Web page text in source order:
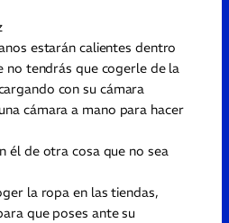
estarán calientes dentro
no tendrás que cogerle de la
con su cámara
cámara a mano para hacer
él de otra cosa que no sea
la ropa en las tiendas,
que poses ante su